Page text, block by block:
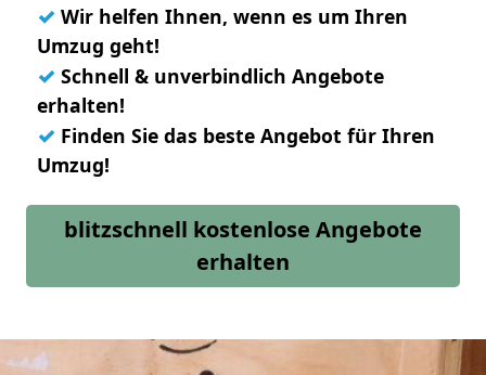
✓ Wir helfen Ihnen, wenn es um Ihren
Umzug geht!
✓ Schnell & unverbindlich Angebote
erhalten!
✓ Finden Sie das beste Angebot für Ihren
Umzug!
blitzschnell kostenlose Angebote
erhalten